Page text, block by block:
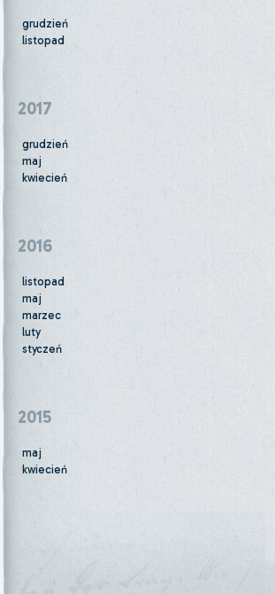
grudzień
listopad
2017
grudzień
maj
kwiecień
2016
listopad
maj
marzec
luty
styczeń
2015
maj
kwiecień